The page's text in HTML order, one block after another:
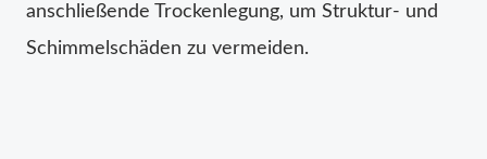
anschließende Trockenlegung, um Struktur- und
Schimmelschäden zu vermeiden.